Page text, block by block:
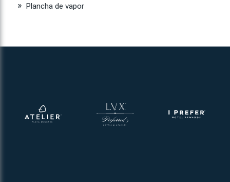
Plancha de vapor